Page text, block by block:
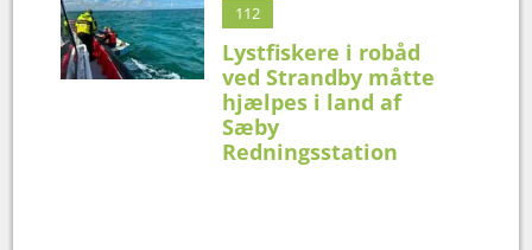
112
Lystfiskere i robåd
ved Strandby måtte
hjælpes i land af
Sæby
Redningsstation